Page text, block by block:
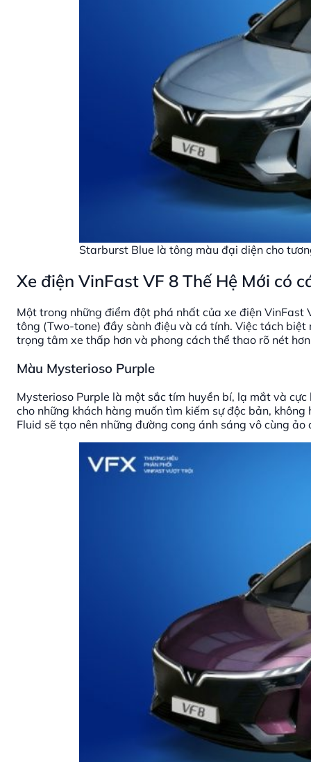
Starburst Blue là tông màu đại diện cho
Xe điện VinFast VF 8 Thế Hệ Mới có
Một trong những điểm đột phá nhất của xe điện VinFast
tông (Two-tone) đầy sành điệu và cá tính. Việc tách
trọng tâm xe thấp hơn và phong cách thể thao rõ nét
Màu Mysterioso Purple
Mysterioso Purple là một sắc tím huyền bí, lạ mắt và
cho những khách hàng muốn tìm kiếm sự độc bản,
Fluid sẽ tạo nên những đường cong ánh sáng vô cùng